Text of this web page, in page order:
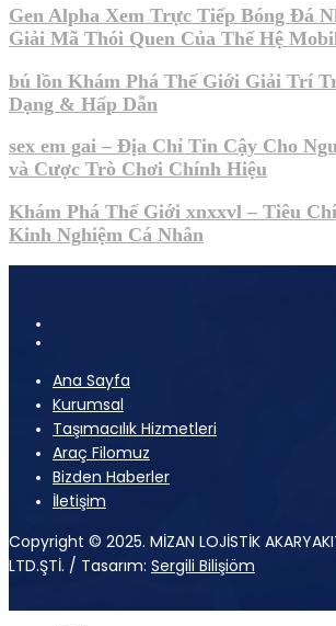
Gen Alpha Xem Trực Tiếp Bóng Đá
Giải Mã Thói Quen Của Thế Hệ
bú lồn Khám Phá Thế Giới Giải Trí
Dạng & Hấp Dẫn
sex em gai – Địa Chỉ Tin Cậy Cho
và Cược Trò Chơi Chính Hiệu
Khám Phá Thế Giới xnxxvl – Tiêu
Kinh Nghiệm Cá Nhân
Ana Sayfa
Kurumsal
Taşımacılık Hizmetleri
Araç Filomuz
Bizden Haberler
İletişim
Copyright © 2025. MİZAN LOJİSTİK
LTD.ŞTİ. / Tasarım: Sergili Bilişiöm